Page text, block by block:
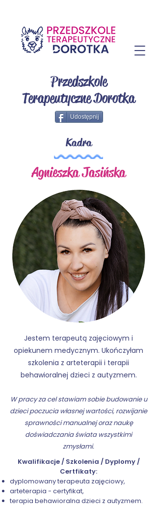
Przedszkole
Terapeutyczne Dorotka
Udostępnij
Kadra
Agnieszka Jasińska
Jestem terapeutą zajęciowym i
opiekunem medycznym. Ukończyłam
szkolenia z arteterapii i terapii
behawioralnej dzieci z autyzmem.
W pracy za cel stawiam sobie budowanie u
dzieci poczucia własnej wartości, rozwijanie
sprawności manualnej oraz naukę
doświadczania świata wszystkimi
zmysłami.
Kwalifikacje / Szkolenia / Dyplomy /
Certfikaty:
dyplomowany terapeuta zajęciowy,
arteterapia - certyfikat,
terapia behawioralna dzieci z autyzmem.